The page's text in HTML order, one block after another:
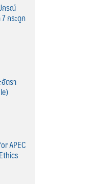
กรณ์
กระดูก
ตรา
APEC